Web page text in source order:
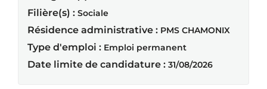
Filière(s) : Sociale
Résidence administrative : PMS CHAMONIX
Type d'emploi : Emploi permanent
Date limite de candidature : 31/08/2026